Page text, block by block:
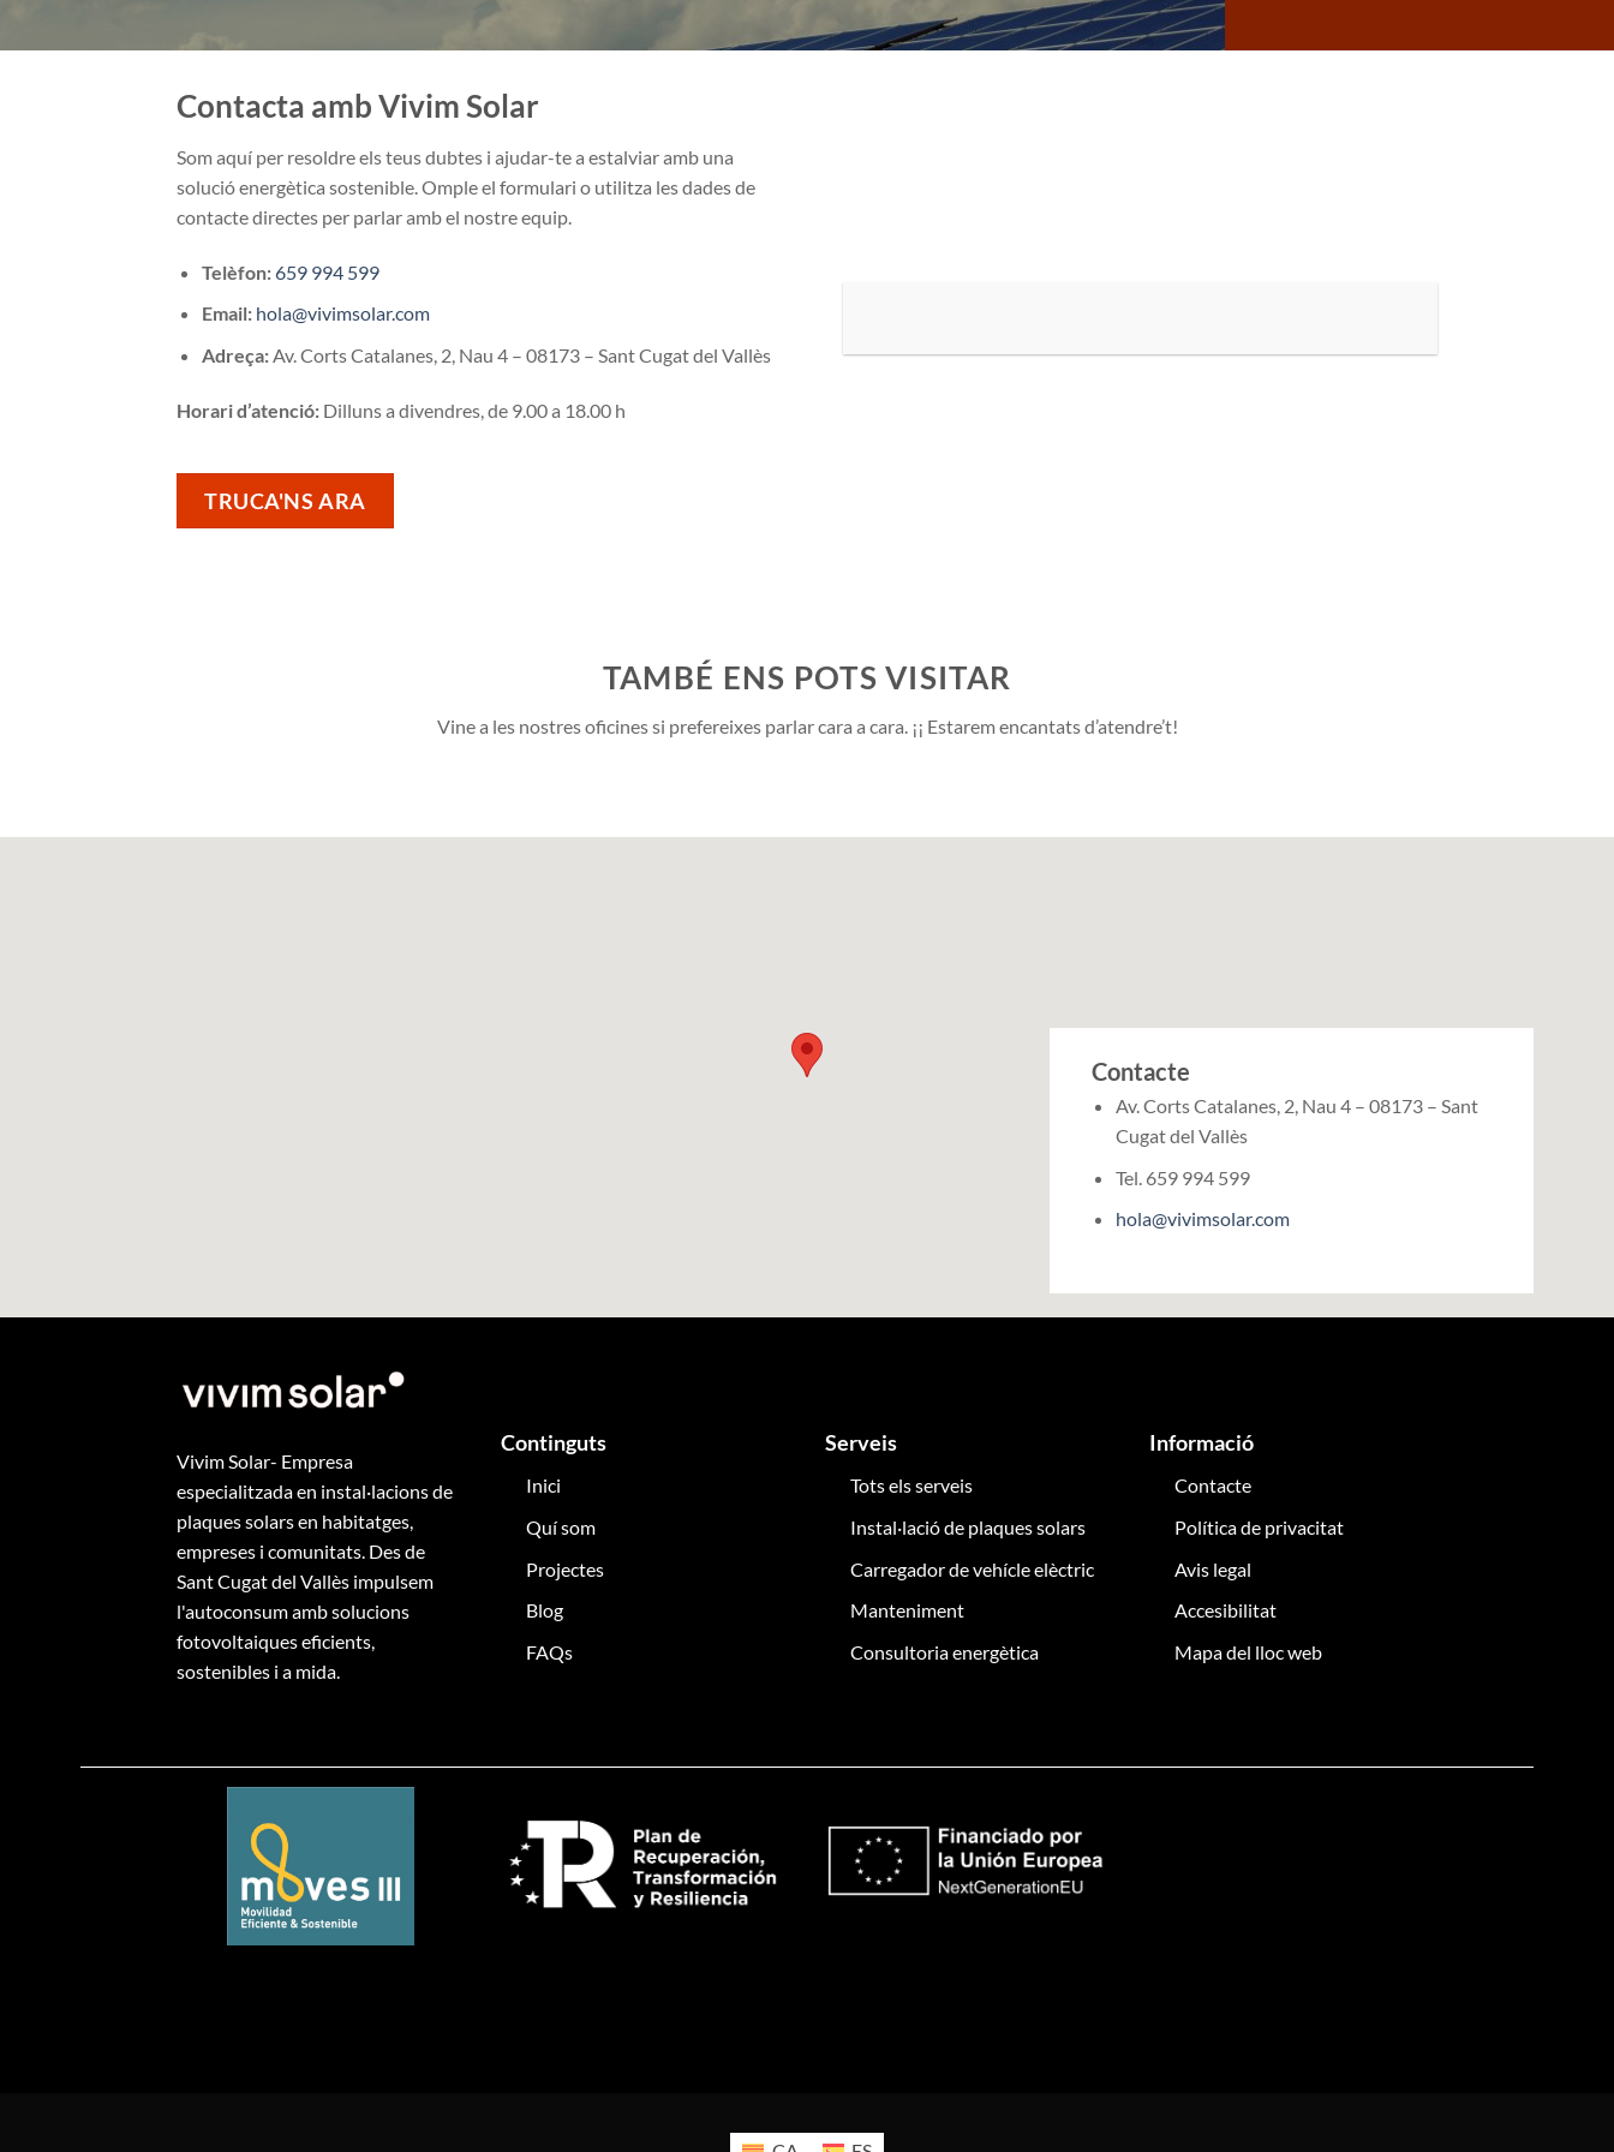
Contacta amb Vivim Solar
Som aquí per resoldre els teus dubtes i ajudar-te a estalviar amb una
solució energètica sostenible. Omple el formulari o utilitza les dades de
contacte directes per parlar amb el nostre equip.
Telèfon:659 994 599
Email: hola@vivimsolar.com
Adreça:Av. Corts Catalanes, 2, Nau 4 – 08173 – Sant Cugat del Vallès
Horari d’atenció: Dilluns a divendres, de 9.00 a 18.00 h
TRUCA'NS ARA
TAMBÉ ENS POTS VISITAR
Vine a les nostres oficines si prefereixes parlar cara a cara. ¡¡ Estarem encantats d’atendre’t!
Contacte
Av. Corts Catalanes, 2, Nau 4 – 08173 – Sant
Cugat del Vallès
Tel. 659 994 599
hola@vivimsolar.com
Vivim Solar- Empresa
especialitzada en instal·lacions de
plaques solars en habitatges,
empreses i comunitats. Des de
Sant Cugat del Vallès impulsem
l'autoconsum amb solucions
fotovoltaiques eficients,
sostenibles i a mida.
Continguts
Inici
Quí som
Projectes
Blog
FAQs
Serveis
Tots els serveis
Instal·lació de plaques solars
Carregador de vehícle elèctric
Manteniment
Consultoria energètica
Informació
Contacte
Política de privacitat
Avis legal
Accesibilitat
Mapa del lloc web